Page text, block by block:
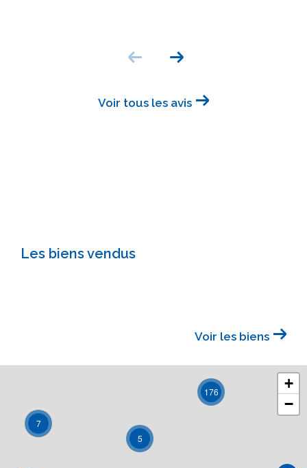
Voir tous les avis
Les biens vendus
Voir les biens
7
5
176
+
−